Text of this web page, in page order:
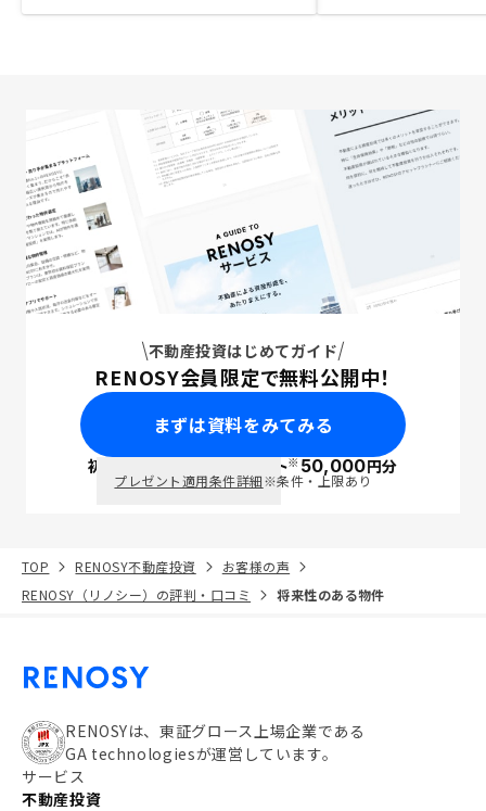
不動産投資はじめてガイド
RENOSY会員限定で無料公開中！
まずは資料をみてみる
初回面談で ポイント※50,000円分
プレゼント適用条件詳細※条件・上限あり
TOP RENOSY不動産投資
お客様の声
RENOSY（リノシー）の評判・口コミ
将来性のある物件
RENOSYは、東証グロース上場企業である
GA technologiesが運営しています。
サービス
不動産投資